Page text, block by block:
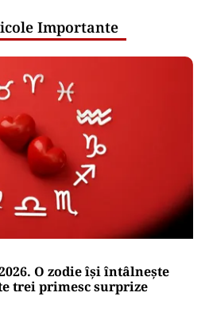
de 3% pentru firme va fi
automat. Ministerul
elimină cererile și
suplimentare
cibernetice expun
statului român: ANP
e‑Terra. Ce ascund
oficiale și cine răspunde
IT a instituțiilor
Importante